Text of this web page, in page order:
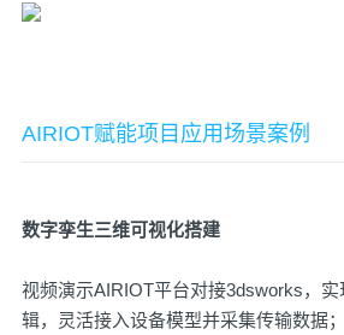
AIRIOT赋能项目应用场景案例
数字孪生三维可视化搭建
视频演示AIRIOT平台对接3dsworks，
辑，灵活接入设备模型并采集传输数据